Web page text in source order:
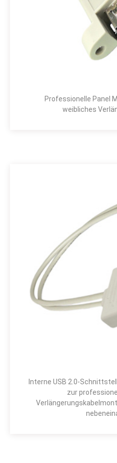
Professionelle Panel
weibliches
Interne USB 2.0-
zur